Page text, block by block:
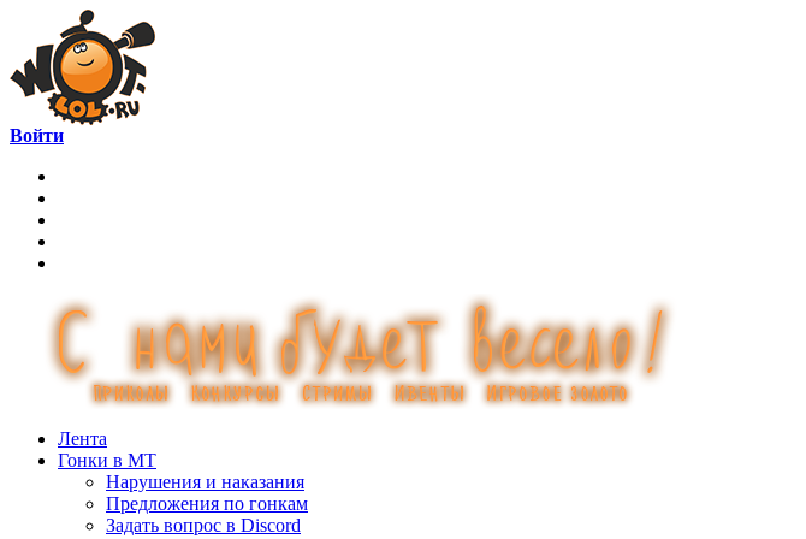
Войти
Лента
Гонки в МТ
Нарушения и наказания
Предложения по гонкам
Задать вопрос в Discord